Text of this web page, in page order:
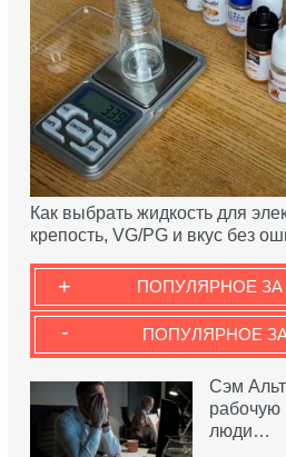
Как выбрать жидкость для
крепость, VG/PG и вкус без
ПОПУЛЯРНОЕ
+
ПОПУЛЯРНОЕ
-
Сэм
рабочую
люди…